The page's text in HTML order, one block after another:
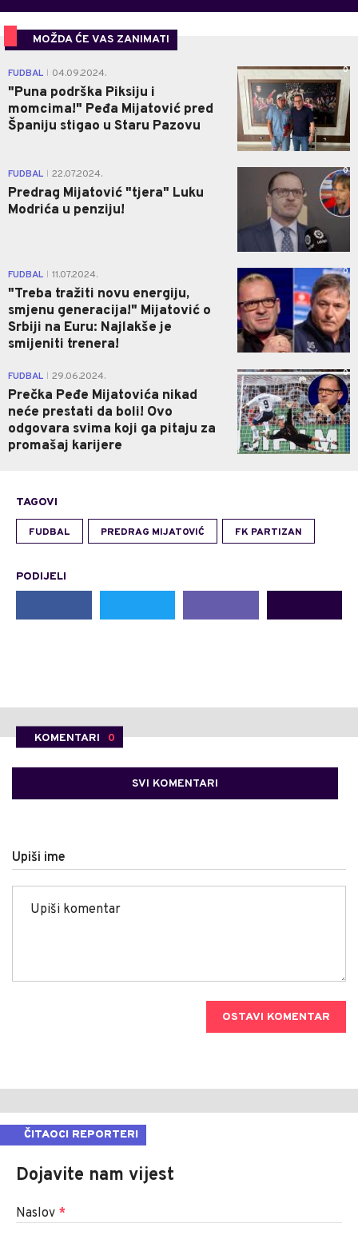
MOŽDA ĆE VAS ZANIMATI
FUDBAL 04.09.2024.
"Puna podrška Piksiju i
momcima!" Peđa Mijatović pred
Španiju stigao u Staru Pazovu
0
FUDBAL 22.07.2024.
Predrag Mijatović "tjera" Luku
Modrića u penziju!
0
FUDBAL 11.07.2024.
"Treba tražiti novu energiju,
smjenu generacija!" Mijatović o
Srbiji na Euru: Najlakše je
smijeniti trenera!
0
FUDBAL 29.06.2024.
Prečka Peđe Mijatovića nikad
neće prestati da boli! Ovo
odgovara svima koji ga pitaju za
promašaj karijere
0
TAGOVI
FUDBAL PREDRAG MIJATOVIĆ FK PARTIZAN
PODIJELI
KOMENTARI 0
SVI KOMENTARI
Upiši ime
OSTAVI KOMENTAR
ČITAOCI REPORTERI
Dojavite nam vijest
Naslov *